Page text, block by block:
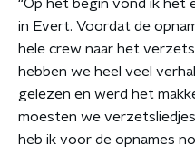
“Op het begin vond ik het
in Evert. Voordat de
hele crew naar het
hebben we heel veel
gelezen en werd het
moesten we
heb ik voor de opnames